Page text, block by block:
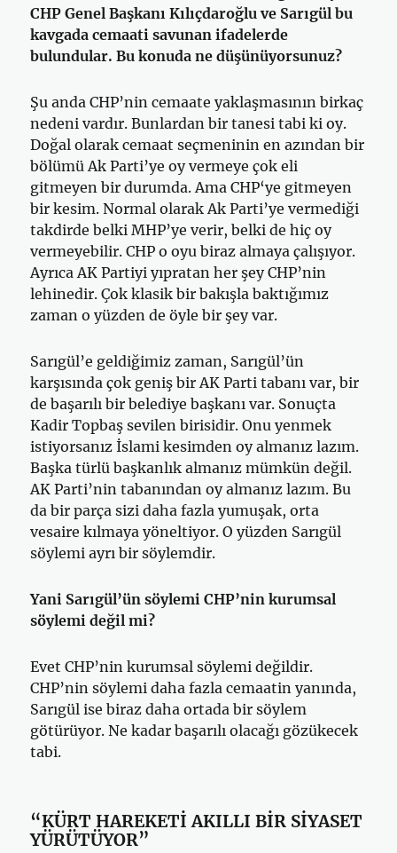
CHP Genel Başkanı Kılıçdaroğlu ve Sarıgül bu
kavgada cemaati savunan ifadelerde
bulundular. Bu konuda ne düşünüyorsunuz?
Şu anda CHP’nin cemaate yaklaşmasının birkaç
nedeni vardır. Bunlardan bir tanesi tabi ki oy.
Doğal olarak cemaat seçmeninin en azından bir
bölümü Ak Parti’ye oy vermeye çok eli
gitmeyen bir durumda. Ama CHP‘ye gitmeyen
bir kesim. Normal olarak Ak Parti’ye vermediği
takdirde belki MHP’ye verir, belki de hiç oy
vermeyebilir. CHP o oyu biraz almaya çalışıyor.
Ayrıca AK Partiyi yıpratan her şey CHP’nin
lehinedir. Çok klasik bir bakışla baktığımız
zaman o yüzden de öyle bir şey var.
Sarıgül’e geldiğimiz zaman, Sarıgül’ün
karşısında çok geniş bir AK Parti tabanı var, bir
de başarılı bir belediye başkanı var. Sonuçta
Kadir Topbaş sevilen birisidir. Onu yenmek
istiyorsanız İslami kesimden oy almanız lazım.
Başka türlü başkanlık almanız mümkün değil.
AK Parti’nin tabanından oy almanız lazım. Bu
da bir parça sizi daha fazla yumuşak, orta
vesaire kılmaya yöneltiyor. O yüzden Sarıgül
söylemi ayrı bir söylemdir.
Yani Sarıgül’ün söylemi CHP’nin kurumsal
söylemi değil mi?
Evet CHP’nin kurumsal söylemi değildir.
CHP’nin söylemi daha fazla cemaatin yanında,
Sarıgül ise biraz daha ortada bir söylem
götürüyor. Ne kadar başarılı olacağı gözükecek
tabi.
“KÜRT HAREKETİ AKILLI BİR SİYASET
YÜRÜTÜYOR”